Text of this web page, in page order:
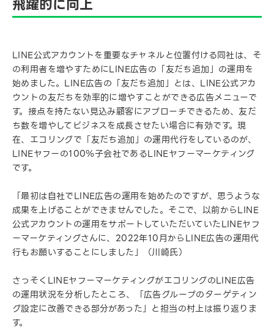
飛躍的に向上
LINE公式アカウントを重要なチャネルと位置付ける同社は、そ
の利用者を増やすためにLINE広告の「友だち追加」の運用を
始めました。LINE広告の「友だち追加」とは、LINE公式アカ
ウントの友だちを効率的に増やすことができる広告メニューで
す。接点を持たない見込み顧客にアプローチできるため、友だ
ち数を増やしてビジネスを成長させたい場合に有効です。現
在、エコリングで「友だち追加」の運用代行をしているのが、
LINEヤフーの100％子会社であるLINEヤフーマーケティング
です。
「最初は自社でLINE広告の運用を始めたのですが、思うような
成果を上げることができませんでした。そこで、以前からLINE
公式アカウントの運用をサポートしていただいていたLINEヤフ
ーマーケティングさんに、2022年10月からLINE広告の運用代
行もお願いすることにしました」（川崎氏）
さっそくLINEヤフーマーケティングがエコリングのLINE広告
の運用状況を分析したところ、「広告グループのターゲティン
グ設定に改善できる部分があった」と担当の村上は振り返りま
す。